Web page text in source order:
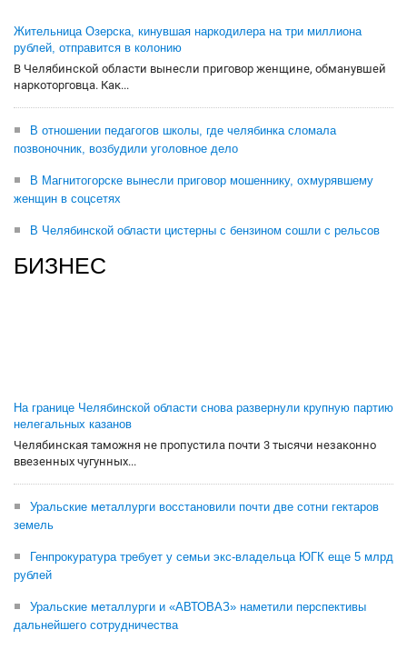
Жительница Озерска, кинувшая наркодилера на три миллиона
рублей, отправится в колонию
В Челябинской области вынесли приговор женщине, обманувшей
наркоторговца. Как...
В отношении педагогов школы, где челябинка сломала
позвоночник, возбудили уголовное дело
В Магнитогорске вынесли приговор мошеннику, охмурявшему
женщин в соцсетях
В Челябинской области цистерны с бензином сошли с рельсов
БИЗНЕС
На границе Челябинской области снова развернули крупную партию
нелегальных казанов
Челябинская таможня не пропустила почти 3 тысячи незаконно
ввезенных чугунных...
Уральские металлурги восстановили почти две сотни гектаров
земель
Генпрокуратура требует у семьи экс-владельца ЮГК еще 5 млрд
рублей
Уральские металлурги и «АВТОВАЗ» наметили перспективы
дальнейшего сотрудничества